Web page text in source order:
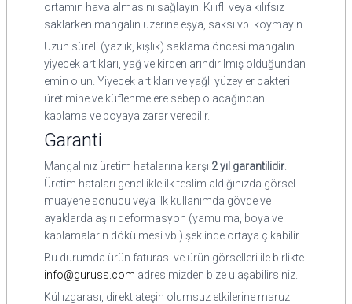
ortamın hava almasını sağlayın. Kılıflı veya kılıfsız
saklarken mangalın üzerine eşya, saksı vb. koymayın.
Uzun süreli (yazlık, kışlık) saklama öncesi mangalın
yiyecek artıkları, yağ ve kirden arındırılmış olduğundan
emin olun. Yiyecek artıkları ve yağlı yüzeyler bakteri
üretimine ve küflenmelere sebep olacağından
kaplama ve boyaya zarar verebilir.
Garanti
Mangalınız üretim hatalarına karşı 2 yıl garantilidir
Üretim hataları genellikle ilk teslim aldığınızda görsel
muayene sonucu veya ilk kullanımda gövde ve
ayaklarda aşırı deformasyon (yamulma, boya ve
kaplamaların dökülmesi vb.) şeklinde ortaya çıkabilir.
Bu durumda ürün faturası ve ürün görselleri ile birlikte
info@guruss.com adresimizden bize ulaşabilirsiniz.
Kül ızgarası, direkt ateşin olumsuz etkilerine maruz